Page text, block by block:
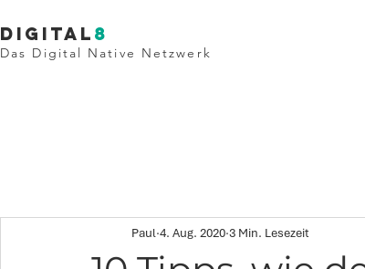
Digital 8
Das Digital Native Netzwerk
Paul 4. Aug. 2020 3 Min. Lesezeit